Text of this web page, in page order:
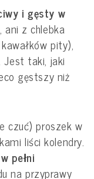
i gęsty w
ani z chlebka
pity),
Jest taki, jaki
gęstszy niż
czuć) proszek w
liści kolendry.
pełni
na przyprawy